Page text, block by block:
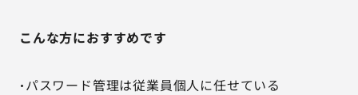
こんな方におすすめです
・パスワード管理は従業員個人に任せている